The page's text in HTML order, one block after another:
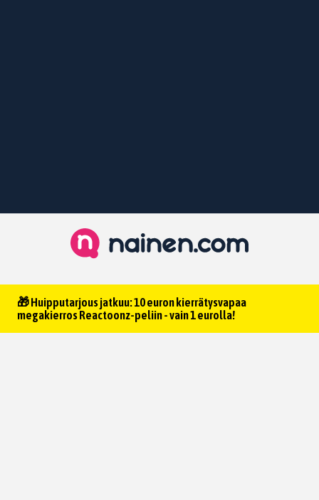
🎁 Huipputarjous jatkuu: 10 euron kierrätysvapaa
megakierros Reactoonz-peliin - vain 1 eurolla!